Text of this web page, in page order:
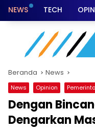
NEWS TECH
Beranda News
News Opinion
Dengan
Dengarkan